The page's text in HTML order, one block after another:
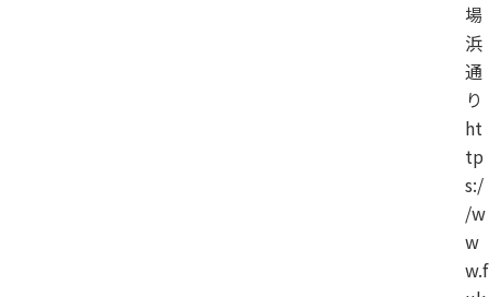
場
浜
通
り
ht
tp
s:/
/w
w
w.f